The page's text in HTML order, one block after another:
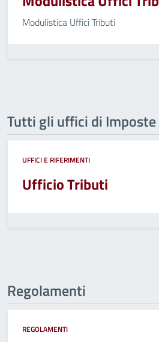
Modulistica Uffici Tributi
Tutti gli uffici di Imposte
UFFICI E RIFERIMENTI
Ufficio Tributi
Regolamenti
REGOLAMENTI